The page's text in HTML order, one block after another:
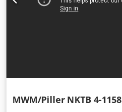
MWM/Piller NKTB 4-1158